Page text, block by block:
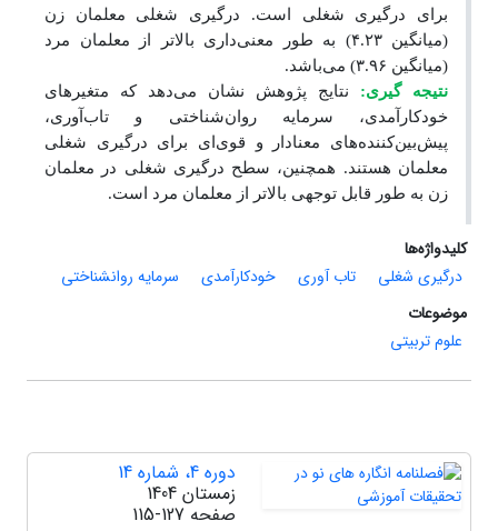
برای درگیری شغلی است. درگیری شغلی معلمان زن
(میانگین۴.۲۳)
به طور معنی‌داری بالاتر از معلمان مرد
(میانگین ۳.۹۶)
می‌باشد.
نتیجه گیری:
نتایج پژوهش نشان می‌دهد که متغیرهای
خودکارآمدی، سرمایه روان‌شناختی و تاب‌آوری،
پیش‌بین‌کننده‌های معنادار و قوی‌ای برای درگیری شغلی
معلمان هستند. همچنین، سطح درگیری شغلی در معلمان
زن به طور قابل توجهی بالاتر از معلمان مرد است.
کلیدواژه‌ها
درگیری شغلی
تاب آوری خودکارآمدی
سرمایه روانشناختی
موضوعات
علوم تربیتی
دوره 4، شماره 14
زمستان 1404
صفحه 115-127